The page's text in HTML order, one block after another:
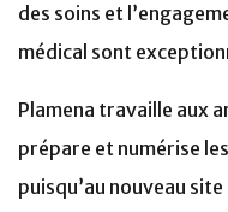
des soins et
médical sont
Plamena travaille aux
prépare et numérise
puisqu’au nouveau